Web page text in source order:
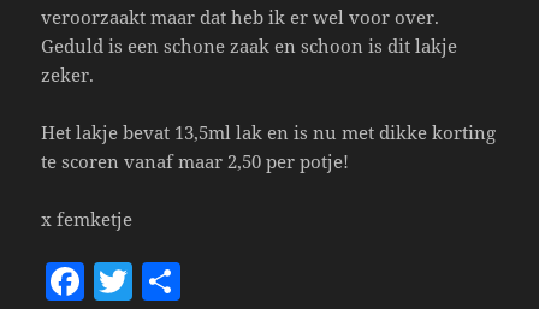
veroorzaakt maar dat heb ik er wel voor over.
Geduld is een schone zaak en schoon is dit lakje
zeker.
Het lakje bevat 13,5ml lak en is nu met dikke korting
te scoren vanaf maar 2,50 per potje!
x femketje
F T